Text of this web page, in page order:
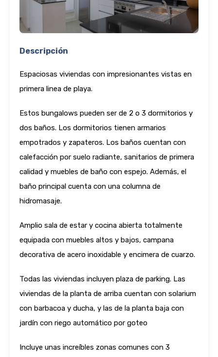
Descripción
Espaciosas viviendas con impresionantes vistas en
primera linea de playa.
Estos bungalows pueden ser de 2 o 3 dormitorios y
dos baños. Los dormitorios tienen armarios
empotrados y zapateros. Los baños cuentan con
calefacción por suelo radiante, sanitarios de primera
calidad y muebles de baño con espejo. Además, el
baño principal cuenta con una columna de
hidromasaje.
Amplio sala de estar y cocina abierta totalmente
equipada con muebles altos y bajos, campana
decorativa de acero inoxidable y encimera de cuarzo.
Todas las viviendas incluyen plaza de parking. Las
viviendas de la planta de arriba cuentan con solarium
con barbacoa y ducha, y las de la planta baja con
jardín con riego automático por goteo
Incluye unas increíbles zonas comunes con 3